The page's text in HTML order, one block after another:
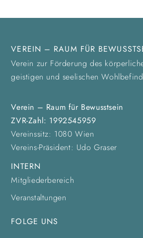
VEREIN – RAUM FÜR
Verein zur Förderung des
geistigen und seelischen
Verein – Raum für Bewusstsein
ZVR-Zahl: 1992545959
Vereinssitz: 1080 Wien
Vereins-Präsident: Udo Graser
INTERN
Mitgliederbereich
Veranstaltungen
FOLGE UNS